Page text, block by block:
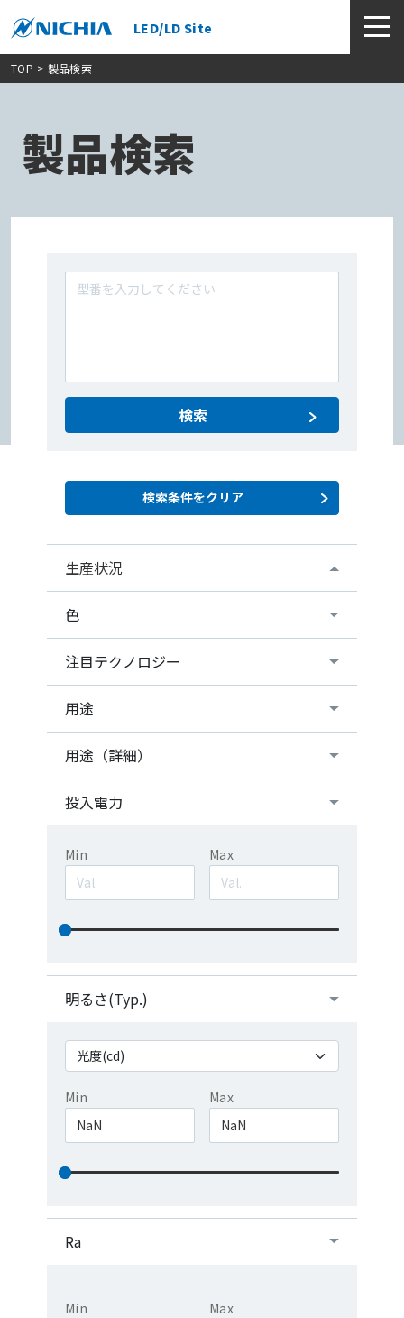
LED/LD Site
TOP > 製品検索
製品検索
検索
生産状況
色
注目テクノロジー
用途
用途（詳細）
投入電力
Min Max
明るさ(Typ.)
Min Max
Ra
Min Max